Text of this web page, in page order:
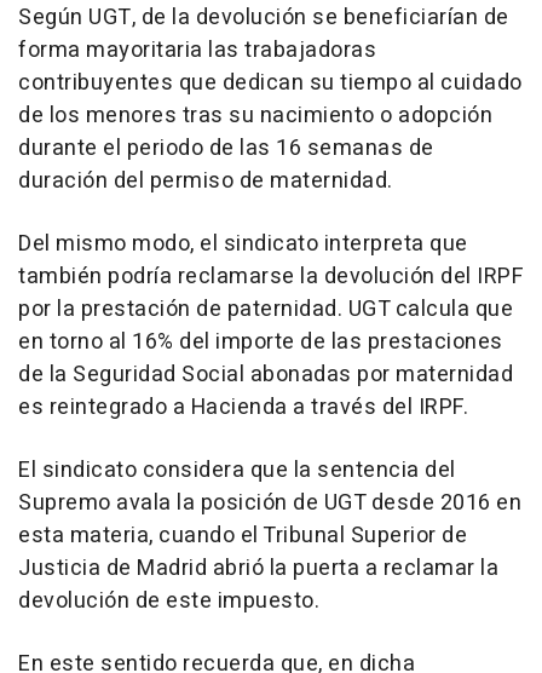
Según UGT, de la devolución se beneficiarían de
forma mayoritaria las trabajadoras
contribuyentes que dedican su tiempo al cuidado
de los menores tras su nacimiento o adopción
durante el periodo de las 16 semanas de
duración del permiso de maternidad.
Del mismo modo, el sindicato interpreta que
también podría reclamarse la devolución del IRPF
por la prestación de paternidad. UGT calcula que
en torno al 16% del importe de las prestaciones
de la Seguridad Social abonadas por maternidad
es reintegrado a Hacienda a través del IRPF.
El sindicato considera que la sentencia del
Supremo avala la posición de UGT desde 2016 en
esta materia, cuando el Tribunal Superior de
Justicia de Madrid abrió la puerta a reclamar la
devolución de este impuesto.
En este sentido recuerda que, en dicha